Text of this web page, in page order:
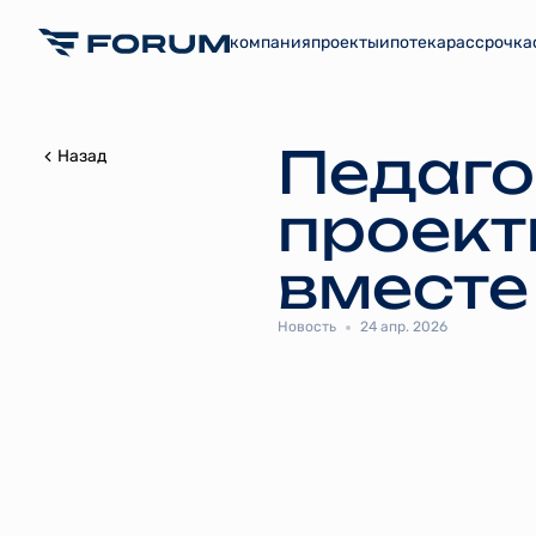
компанияпроектыипотекарассрочка
Назад
вместе
Новость 24 апр. 2026